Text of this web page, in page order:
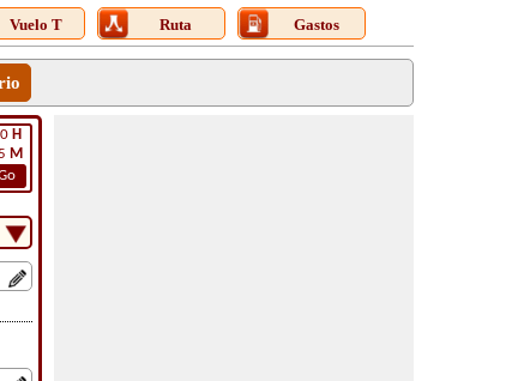
Vuelo T Ruta Gastos
H
M